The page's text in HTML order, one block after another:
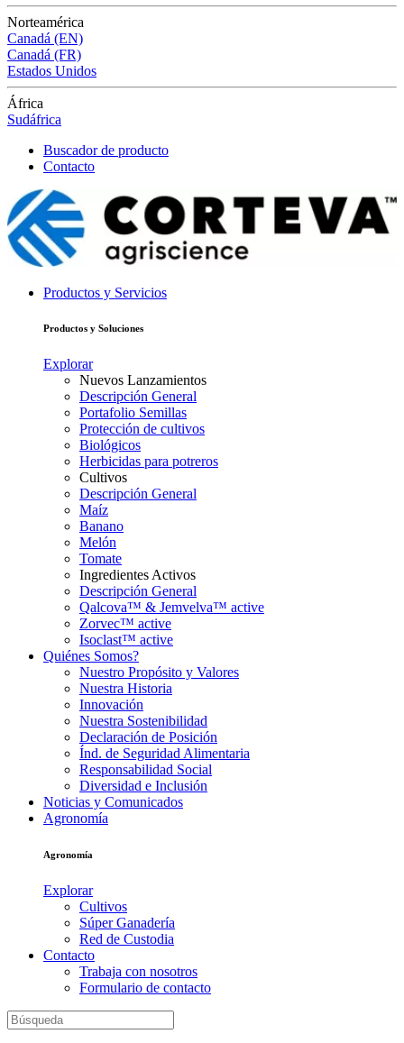
Norteamérica
Canadá (EN)
Canadá (FR)
Estados Unidos
África
Sudáfrica
Buscador de producto
Contacto
Productos y Servicios
Productos y Soluciones
Explorar
Nuevos Lanzamientos
Descripción General
Portafolio Semillas
Protección de cultivos
Biológicos
Herbicidas para potreros
Cultivos
Descripción General
Maíz
Banano
Melón
Tomate
Ingredientes Activos
Descripción General
Qalcova™ & Jemvelva™ active
Zorvec™ active
Isoclast™ active
Quiénes Somos?
Nuestro Propósito y Valores
Nuestra Historia
Innovación
Nuestra Sostenibilidad
Declaración de Posición
Índ. de Seguridad Alimentaria
Responsabilidad Social
Diversidad e Inclusión
Noticias y Comunicados
Agronomía
Agronomía
Explorar
Cultivos
Súper Ganadería
Red de Custodia
Contacto
Trabaja con nosotros
Formulario de contacto